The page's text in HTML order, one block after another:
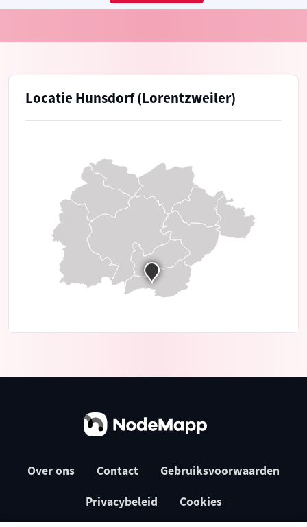
Locatie Hunsdorf (Lorentzweiler)
Over ons Contact Gebruiksvoorwaarden
Privacybeleid Cookies